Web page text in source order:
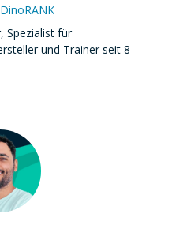
Spezialist für
und Trainer seit 8